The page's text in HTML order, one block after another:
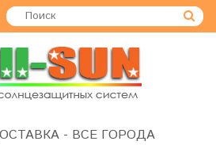
- ВСЕ ГОРОДА